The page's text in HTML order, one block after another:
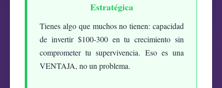
Estratégica
Tienes algo que muchos no tienen: capacidad
de invertir $100-300 en tu crecimiento sin
comprometer tu supervivencia. Eso es una
VENTAJA, no un problema.